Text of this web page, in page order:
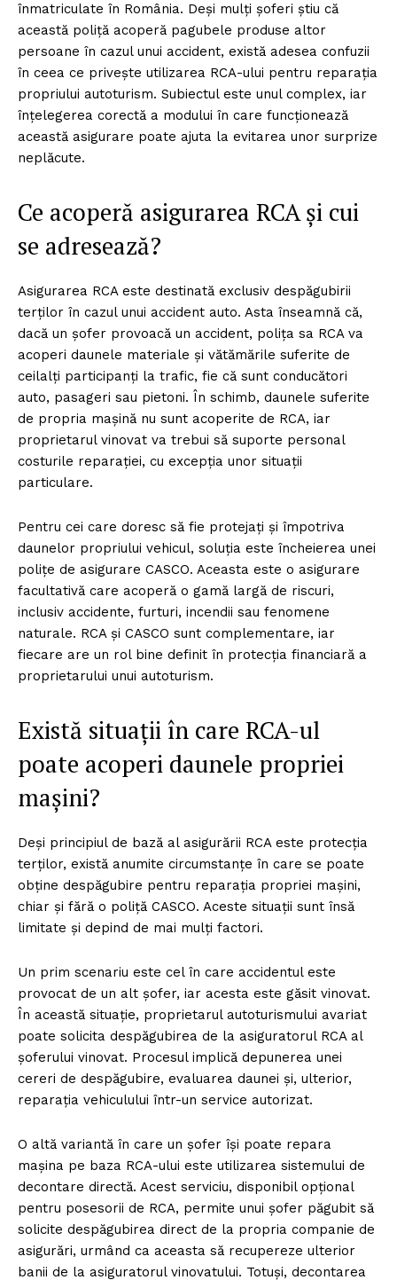
înmatriculate în România. Deși mulți șoferi știu că
această poliță acoperă pagubele produse altor
persoane în cazul unui accident, există adesea confuzii
în ceea ce privește utilizarea RCA-ului pentru reparația
propriului autoturism. Subiectul este unul complex, iar
înțelegerea corectă a modului în care funcționează
această asigurare poate ajuta la evitarea unor surprize
neplăcute.
Ce acoperă asigurarea RCA și cui
se adresează?
Asigurarea RCA este destinată exclusiv despăgubirii
terților în cazul unui accident auto. Asta înseamnă că,
dacă un șofer provoacă un accident, polița sa RCA va
acoperi daunele materiale și vătămările suferite de
ceilalți participanți la trafic, fie că sunt conducători
auto, pasageri sau pietoni. În schimb, daunele suferite
de propria mașină nu sunt acoperite de RCA, iar
proprietarul vinovat va trebui să suporte personal
costurile reparației, cu excepția unor situații
particulare.
Pentru cei care doresc să fie protejați și împotriva
daunelor propriului vehicul, soluția este încheierea unei
polițe de asigurare CASCO. Aceasta este o asigurare
facultativă care acoperă o gamă largă de riscuri,
inclusiv accidente, furturi, incendii sau fenomene
naturale. RCA și CASCO sunt complementare, iar
fiecare are un rol bine definit în protecția financiară a
proprietarului unui autoturism.
Există situații în care RCA-ul
poate acoperi daunele propriei
mașini?
Deși principiul de bază al asigurării RCA este protecția
terților, există anumite circumstanțe în care se poate
obține despăgubire pentru reparația propriei mașini,
chiar și fără o poliță CASCO. Aceste situații sunt însă
limitate și depind de mai mulți factori.
Un prim scenariu este cel în care accidentul este
provocat de un alt șofer, iar acesta este găsit vinovat.
În această situație, proprietarul autoturismului avariat
poate solicita despăgubirea de la asiguratorul RCA al
șoferului vinovat. Procesul implică depunerea unei
cereri de despăgubire, evaluarea daunei și, ulterior,
reparația vehiculului într-un service autorizat.
O altă variantă în care un șofer își poate repara
mașina pe baza RCA-ului este utilizarea sistemului de
decontare directă. Acest serviciu, disponibil opțional
pentru posesorii de RCA, permite unui șofer păgubit să
solicite despăgubirea direct de la propria companie de
asigurări, urmând ca aceasta să recupereze ulterior
banii de la asiguratorul vinovatului. Totuși, decontarea